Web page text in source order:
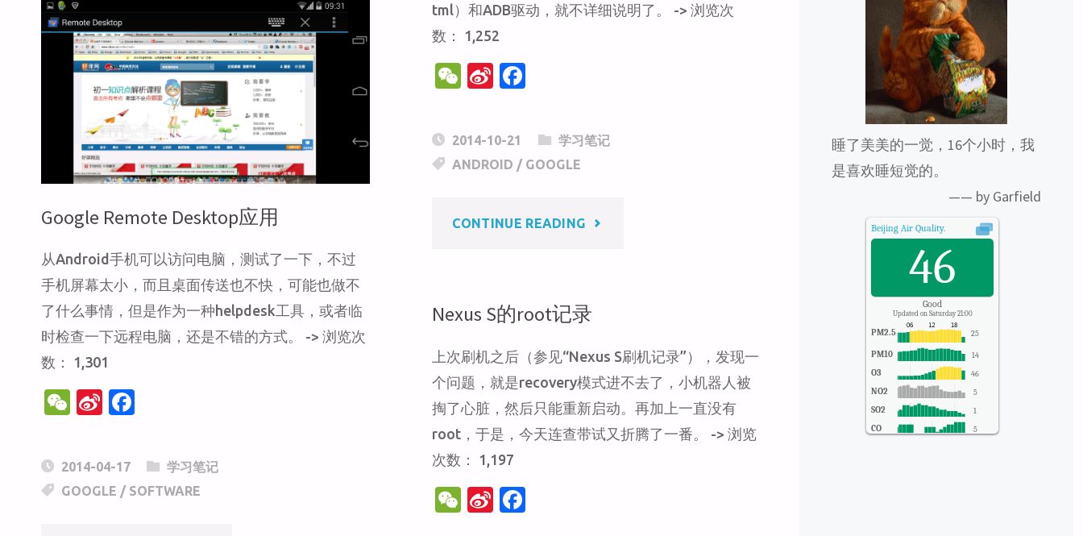
22
个
巧"
tml）和ADB驱动，就不详细说明了。 -> 浏览次
数： 1,252
W
h
at
Si
W
ei
o
c
e
b
o
2014-10-21
学习笔记
ANDROID / GOOGLE
CONTINUE READING "ANDROID
KITKAT
何
录
Google Remote Desktop应用
从Android手机可以访问电脑，测试了一下，不过
手机屏幕太小，而且桌面传送也不快，可能也做不
了什么事情，但是作为一种helpdesk工具，或者临
时检查一下远程电脑，还是不错的方式。 -> 浏览次
数： 1,301
W
C
h
at
Si
a
W
ei
c
e
b
2014-04-17
学习笔记
GOOGLE / SOFTWARE
Nexus S的root记录
上次刷机之后（参见“Nexus S刷机记录”），发现一
个问题，就是recovery模式进不去了，小机器人被
掏了心脏，然后只能重新启动。再加上一直没有
root，于是，今天连查带试又折腾了一番。 -> 浏览
次数： 1,197
W
Si
睡了美美的一觉，16个小时，我
是喜欢睡短觉的。
—— by Garfield
Beijing Air Quality.
46
Good
Updated on Saturday 21:00
PM2.5 25
PM10 14
O3 46
NO2 5
SO2 1
CO 5